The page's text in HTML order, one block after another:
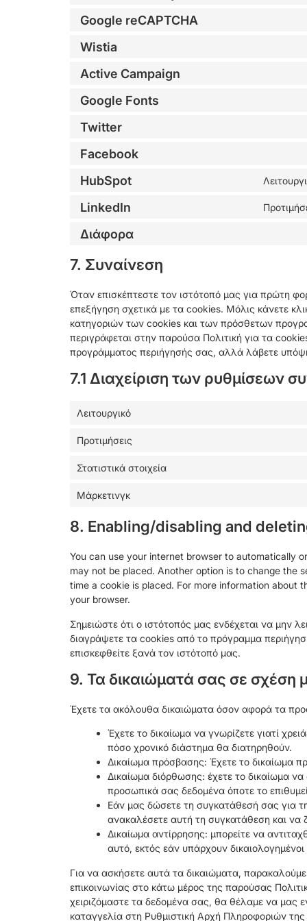
Google reCAPTCHA
Wistia
Active Campaign
Google Fonts
Twitter
Facebook
HubSpot
LinkedIn
Διάφορα
7. Συναίνεση
Όταν επισκέπτεστε τον ιστότοπό μας για πρώτη
επεξήγηση σχετικά με τα cookies. Μόλις κάνετε
κατηγοριών των cookies και των πρόσθετων
περιγράφεται στην παρούσα Πολιτική για τα
προγράμματος περιήγησής σας, αλλά λάβετε
7.1 Διαχείριση των ρυθμίσεων
Λειτουργικό
Προτιμήσεις
Στατιστικά στοιχεία
Μάρκετινγκ
8. Enabling/disabling and
You can use your internet browser to automatically
may not be placed. Another option is to change the
time a cookie is placed. For more information about
your browser.
Σημειώστε ότι ο ιστότοπός μας ενδέχεται να μην
διαγράψετε τα cookies από το πρόγραμμα
επισκεφθείτε ξανά τον ιστότοπό μας.
9. Τα δικαιώματά σας σε σχέση
Έχετε τα ακόλουθα δικαιώματα όσον αφορά τα
Έχετε το δικαίωμα να γνωρίζετε γιατί
πόσο χρονικό διάστημα θα διατηρηθούν.
Δικαίωμα πρόσβασης: Έχετε το δικαίωμα
Δικαίωμα διόρθωσης: έχετε το δικαίωμα
προσωπικά σας δεδομένα όποτε το
Εάν μας δώσετε τη συγκατάθεσή σας για
ανακαλέσετε αυτή τη συγκατάθεση και
Δικαίωμα αντίρρησης: μπορείτε να
αυτό, εκτός εάν υπάρχουν
Για να ασκήσετε αυτά τα δικαιώματα,
επικοινωνίας στο κάτω μέρος της παρούσας
χειριζόμαστε τα δεδομένα σας, θα θέλαμε να μας
καταγγελία στη Ρυθμιστική Αρχή Πληροφοριών